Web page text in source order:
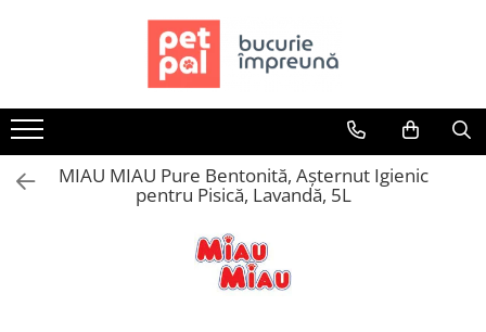
Câini
Hrană Uscată Câini
Câine JuniorMIAU MIAU Pure Bentonită, Așternut Igienic
pentru Pisică, Lavandă, 5L